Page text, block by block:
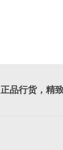
正品行货，精